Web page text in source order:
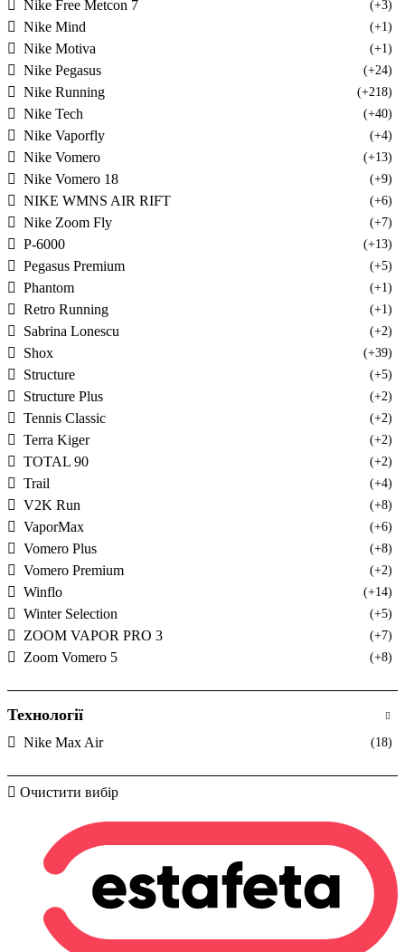
Nike Free Metcon 7 (+3)
Nike Mind (+1)
Nike Motiva (+1)
Nike Pegasus (+24)
Nike Running (+218)
Nike Tech (+40)
Nike Vaporfly (+4)
Nike Vomero (+13)
Nike Vomero 18 (+9)
NIKE WMNS AIR RIFT (+6)
Nike Zoom Fly (+7)
P-6000 (+13)
Pegasus Premium (+5)
Phantom (+1)
Retro Running (+1)
Sabrina Lonescu (+2)
Shox (+39)
Structure (+5)
Structure Plus (+2)
Tennis Classic (+2)
Terra Kiger (+2)
TOTAL 90 (+2)
Trail (+4)
V2K Run (+8)
VaporMax (+6)
Vomero Plus (+8)
Vomero Premium (+2)
Winflo (+14)
Winter Selection (+5)
ZOOM VAPOR PRO 3 (+7)
Zoom Vomero 5 (+8)
Технології
Nike Max Air (18)
Очистити вибір